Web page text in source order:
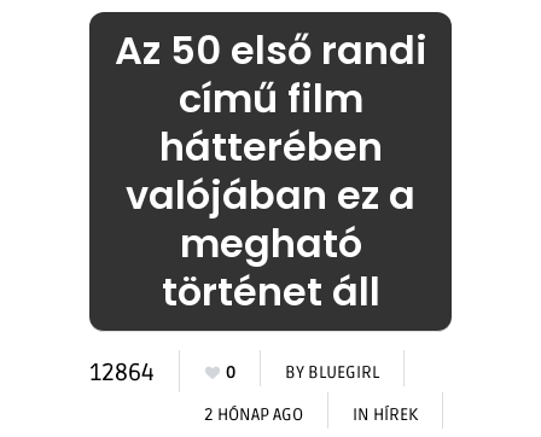
Az 50 első randi
című film
hátterében
valójában ez a
megható
történet áll
12864 0 BY BLUEGIRL
2 HÓNAP AGO IN HÍREK